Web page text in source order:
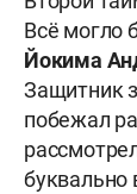
Всё могло
Йокима
Защитник
побежал